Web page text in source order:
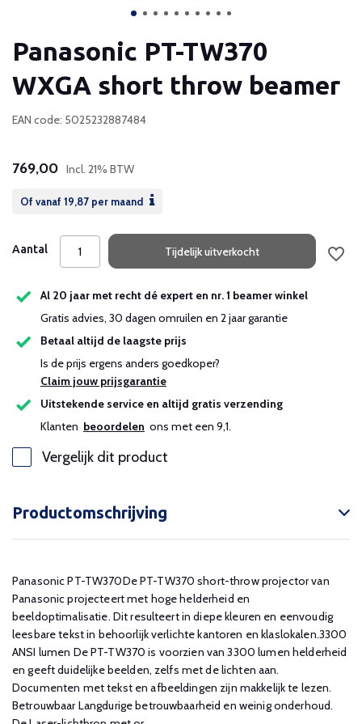
Panasonic PT-TW370
WXGA short throw beamer
EAN code: 5025232887484
769,00 Incl. 21% BTW
Of vanaf 19,87 per maand
Aantal Tijdelijk uitverkocht
Al 20 jaar met recht dé expert en nr. 1 beamer winkel
Gratis advies, 30 dagen omruilen en 2 jaar garantie
Betaal altijd de laagste prijs
Is de prijs ergens anders goedkoper?
Claim jouw prijsgarantie
Uitstekende service en altijd gratis verzending
Klanten beoordelen ons met een 9,1.
Vergelijk dit product
Productomschrijving
Panasonic PT-TW370De PT-TW370 short-throw projector van
Panasonic projecteert met hoge helderheid en
beeldoptimalisatie. Dit resulteert in diepe kleuren en eenvoudig
leesbare tekst in behoorlijk verlichte kantoren en klaslokalen.3300
ANSI lumen De PT-TW370 is voorzien van 3300 lumen helderheid
en geeft duidelijke beelden, zelfs met de lichten aan.
Documenten met tekst en afbeeldingen zijn makkelijk te lezen.
Betrouwbaar Langdurige betrouwbaarheid en weinig onderhoud.